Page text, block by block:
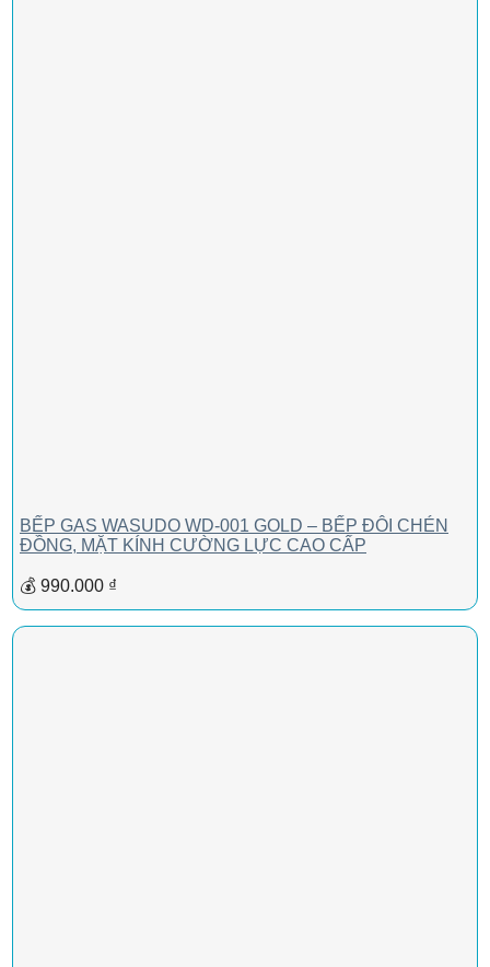
BẾP GAS WASUDO WD-001 GOLD – BẾP ĐÔI CHÉN
ĐỒNG, MẶT KÍNH CƯỜNG LỰC CAO CẤP
💰 990.000 ₫